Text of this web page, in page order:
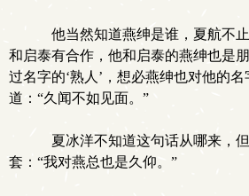
他当然知道燕绅是谁，夏航不
和启泰有合作，他和启泰的燕绅也是
过名字的‘熟人’，想必燕绅也对他的
道：“久闻不如见面。”
夏冰洋不知道这句话从哪来，
套：“我对燕总也是久仰。”